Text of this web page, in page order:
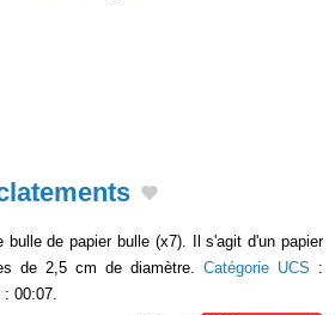
bulle de papier bulle (x7). Il s'agit d'un papier
de 2,5 cm de diamètre. Catégorie UCS :
: 00:07.